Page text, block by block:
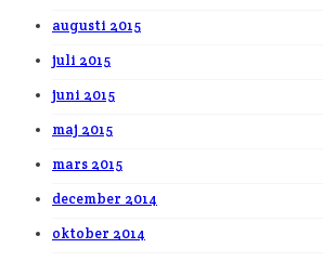
augusti 2015
juli 2015
juni 2015
maj 2015
mars 2015
december 2014
oktober 2014